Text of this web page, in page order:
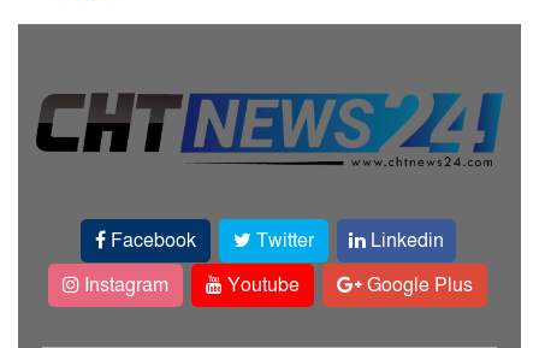
Facebook Twitter
Linkedin
Instagram
Youtube Google Plus